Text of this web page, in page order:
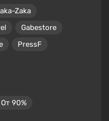
Zaka
Gabestore
PressF
От 90%